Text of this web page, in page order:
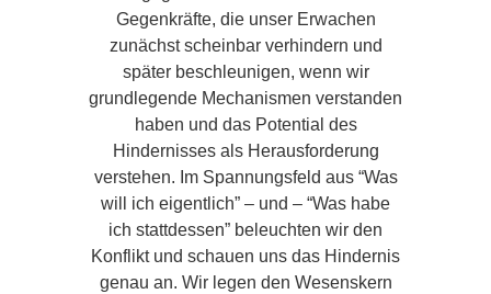
Gegenkräfte, die unser Erwachen
zunächst scheinbar verhindern und
später beschleunigen, wenn wir
grundlegende Mechanismen verstanden
haben und das Potential des
Hindernisses als Herausforderung
verstehen. Im Spannungsfeld aus “Was
will ich eigentlich” – und – “Was habe
ich stattdessen” beleuchten wir den
Konflikt und schauen uns das Hindernis
genau an. Wir legen den Wesenskern